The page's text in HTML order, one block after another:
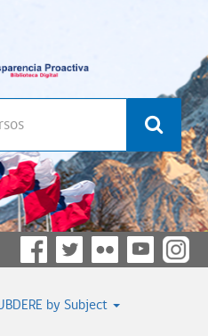
by Subject